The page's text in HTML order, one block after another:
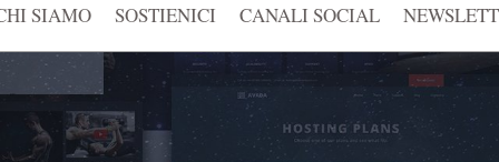
SIAMO SOSTIENICI CANALI SOCIAL